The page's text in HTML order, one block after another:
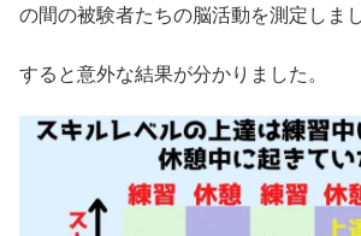
の間の被験者たちの脳活動を測定しまし
すると意外な結果が分かりました。